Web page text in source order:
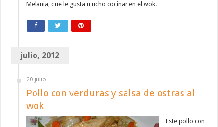
Melania, que le gusta mucho cocinar en el wok.
julio, 2012
20 julio
Pollo con verduras y salsa de ostras al
wok
Este pollo con